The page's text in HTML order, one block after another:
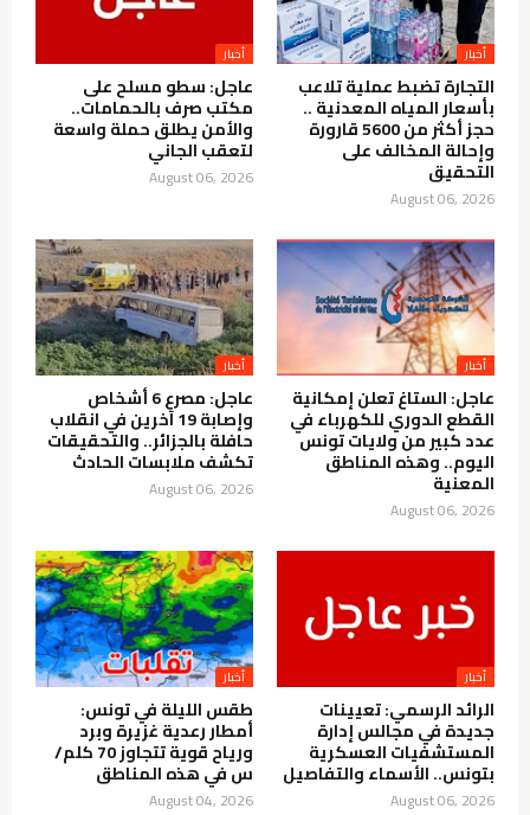
أخبار
التجارة تضبط عملية تلاعب
بأسعار المياه المعدنية ..
حجز أكثر من 5600 قارورة
وإحالة المخالف على
التحقيق
August 06, 2026
أخبار
عاجل: سطو مسلح على
مكتب صرف بالحمامات..
والأمن يطلق حملة واسعة
لتعقب الجاني
August 06, 2026
أخبار
عاجل: الستاغ تعلن إمكانية
القطع الدوري للكهرباء في
عدد كبير من ولايات تونس
اليوم.. وهذه المناطق
المعنية
August 06, 2026
أخبار
عاجل: مصرع 6 أشخاص
وإصابة 19 آخرين في انقلاب
حافلة بالجزائر.. والتحقيقات
تكشف ملابسات الحادث
August 06, 2026
أخبار
الرائد الرسمي: تعيينات
جديدة في مجالس إدارة
المستشفيات العسكرية
بتونس.. الأسماء والتفاصيل
August 06, 2026
أخبار
طقس الليلة في تونس:
أمطار رعدية غزيرة وبرد
ورياح قوية تتجاوز 70 كلم/
س في هذه المناطق
August 04, 2026